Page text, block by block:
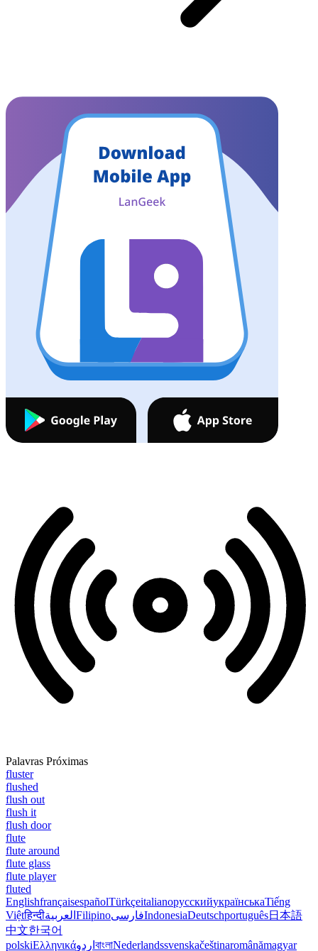
Palavras Próximas
fluster
flushed
flush out
flush it
flush door
flute
flute around
flute glass
flute player
fluted
EnglishfrançaisespañolTürkçeitalianoрусскийукраїнськаTiếng
Việtहिन्दीالعربية FilipinoفارسیIndonesiaDeutschportuguês日本語
中文한국어
polskiΕλληνικάاردو বাংলাNederlandssvenskačeštinaromânămagyar